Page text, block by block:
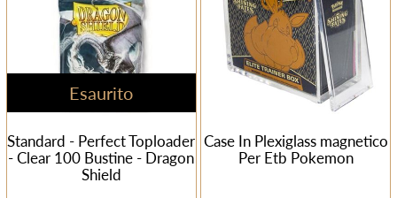
Esaurito
Standard - Perfect Toploader
- Clear 100 Bustine - Dragon
Shield
Case In Plexiglass magnetico
Per Etb Pokemon